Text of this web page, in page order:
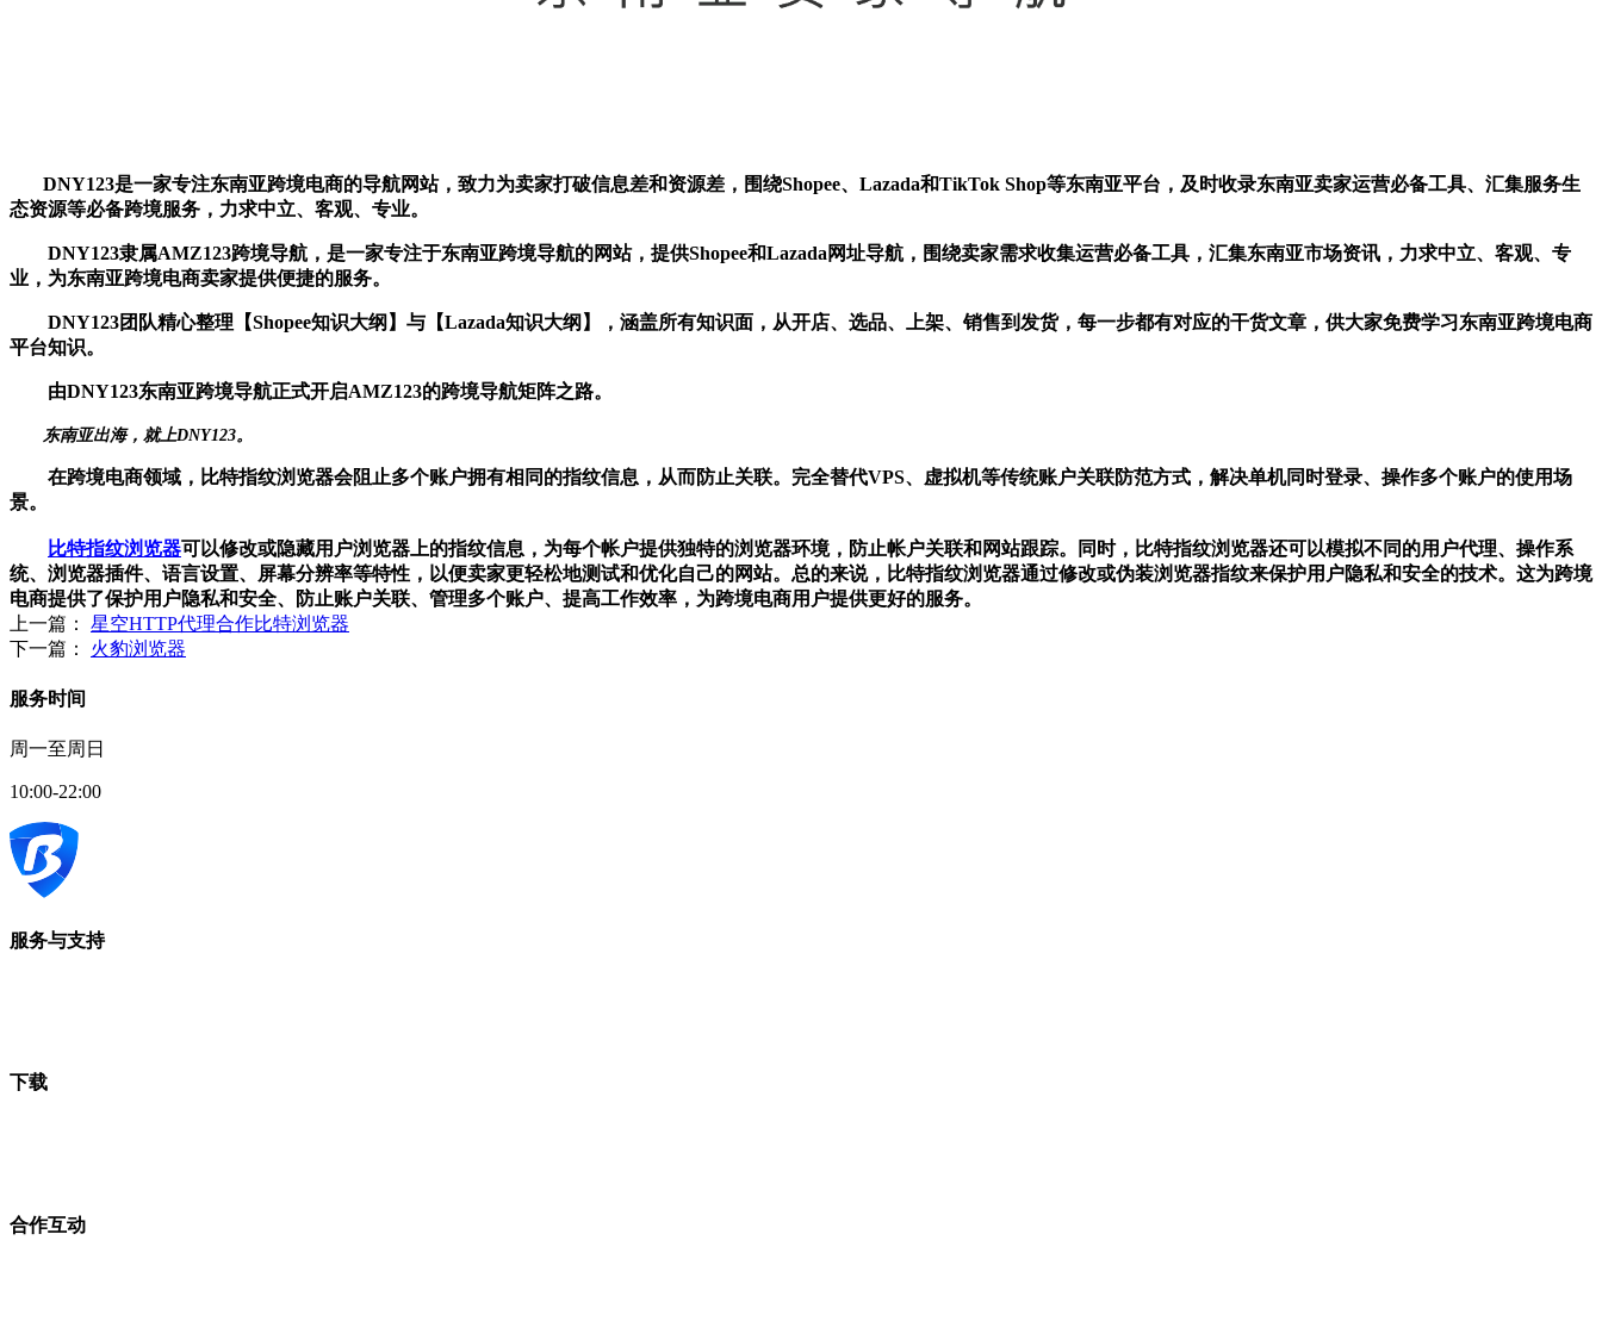
DNY123是一家专注东南亚跨境电商的导航网站，致力为卖家打破信息差和资源差，围绕Shopee、Lazada和TikTok Shop等东南亚平台，及时收录东南亚卖家运营必备工具、汇集服务生
态资源等必备跨境服务，力求中立、客观、专业。
DNY123隶属AMZ123跨境导航，是一家专注于东南亚跨境导航的网站，提供Shopee和Lazada网址导航，围绕卖家需求收集运营必备工具，汇集东南亚市场资讯，力求中立、客观、专
业，为东南亚跨境电商卖家提供便捷的服务。
DNY123团队精心整理【Shopee知识大纲】与【Lazada知识大纲】，涵盖所有知识面，从开店、选品、上架、销售到发货，每一步都有对应的干货文章，供大家免费学习东南亚跨境电商
平台知识。
由DNY123东南亚跨境导航正式开启AMZ123的跨境导航矩阵之路。
东南亚出海，就上DNY123。
在跨境电商领域，比特指纹浏览器会阻止多个账户拥有相同的指纹信息，从而防止关联。完全替代VPS、虚拟机等传统账户关联防范方式，解决单机同时登录、操作多个账户的使用场
景。
比特指纹浏览器可以修改或隐藏用户浏览器上的指纹信息，为每个帐户提供独特的浏览器环境，防止帐户关联和网站跟踪。同时，比特指纹浏览器还可以模拟不同的用户代理、操作系
统、浏览器插件、语言设置、屏幕分辨率等特性，以便卖家更轻松地测试和优化自己的网站。总的来说，比特指纹浏览器通过修改或伪装浏览器指纹来保护用户隐私和安全的技术。这为跨境
电商提供了保护用户隐私和安全、防止账户关联、管理多个账户、提高工作效率，为跨境电商用户提供更好的服务。
上一篇： 星空HTTP代理合作比特浏览器
下一篇： 火豹浏览器
服务时间
周一至周日
10:00-22:00
服务与支持
下载
合作互动